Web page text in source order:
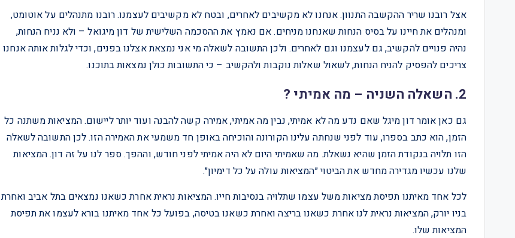
אצל רובנו שריר ההקשבה התנוון. אנחנו לא מקשיבים לאחרים, ובטח לא מקשיבים לעצמנו. רובנו מתנהלים על אוטומט,
ומנהלים את חיינו על בסיס הנחות שאנחנו מניחים. אם נאמץ את ההסכמה השלישית של דון מיגואל – ולא נניח הנחות,
נהיה פנויים להקשיב, גם לעצמנו וגם לאחרים. ולכן התשובה לשאלה מי אני נמצאת אצלנו בפנים, וכדי לגלות אותה אנחנו
צריכים להפסיק להניח הנחות, לשאול שאלות נוקבות ולהקשיב – כי התשובות כולן נמצאות בתוכנו.
2. השאלה השניה – מה אמיתי ?
גם כאן אומר דון מיגל שאם נדע מה לא אמיתי, נבין מה אמיתי, אמירה קשה להבנה ועוד יותר ליישום. המציאות משתנה כל
הזמן, הוא כתב בספרו, עוד לפני שנחתה עלינו הקורונה והוכיחה באופן חד משמעי את האמירה הזו. לכן התשובה לשאלה
הזו תלויה בנקודת הזמן שהיא נשאלת. מה שאמיתי היום לא היה אמיתי לפני חודש, וההפך. ספר לנו על זה דון. המציאות
שלנו עכשיו מגדירה מחדש את הביטוי ״המציאות עולה על כל דימיון״.
לכל אחד מאיתנו תפיסת מציאות משל עצמו שתלויה בנסיבות חייו. המציאות נראית אחרת כשאנו נמצאים בתל אביב ואחרת
בניו יורק, המציאות נראית לנו אחרת כשאנו בריצה ואחרת כשאנו בטיסה, בפועל כל אחד מאיתנו בורא לעצמו את תפיסת
המציאות שלו.